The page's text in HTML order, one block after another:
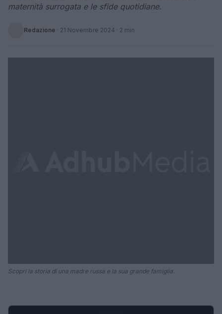
maternità surrogata e le sfide quotidiane.
Redazione · 21 Novembre 2024 · 2 min
Scopri la storia di una madre russa e la sua grande famiglia.